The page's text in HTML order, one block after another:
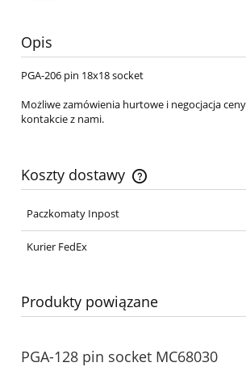
Opis
PGA-206 pin 18x18 socket
Możliwe zamówienia hurtowe i negocjacja
kontakcie z nami.
Koszty dostawy
Cena nie zawiera ewentualnych kosztów
Paczkomaty Inpost
Kurier FedEx
Produkty powiązane
PGA-128 pin socket MC68030